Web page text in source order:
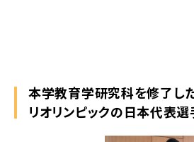
本学教育学研究科を修了し
リオリンピックの日本代表